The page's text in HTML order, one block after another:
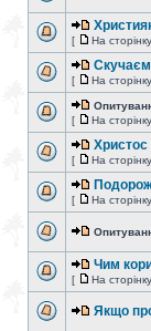
[ На
[ На
[ На
Христос
[ На
[ На
Чим
[ На
Якщо